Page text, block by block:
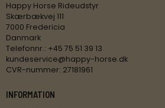
Happy Horse Rideudstyr
Skærbækvej 111
7000 Fredericia
Danmark
Telefonnr.: +45 75 51 39 13
kundeservice@happy-horse.dk
CVR-nummer: 27181961
INFORMATION